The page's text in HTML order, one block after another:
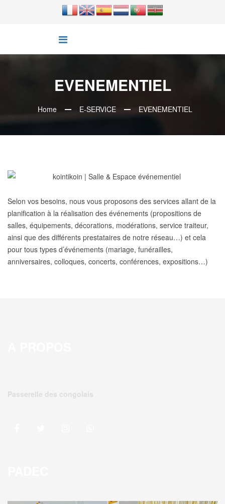
EVENEMENTIEL
Home E-SERVICE EVENEMENTIEL
Selon vos besoins, nous vous proposons des services allant de la
planification à la réalisation des événements (propositions de
salles, équipements, décorations, modérations, service traiteur,
ainsi que des différents prestataires de notre réseau…) et cela
pour tous types d’événements (mariage, funérailles,
anniversaires, colloques, concerts, conférences, expositions…)
Passerelle des congolais